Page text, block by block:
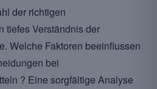
der richtigen
tiefes Verständnis der
Welche Faktoren beeinflussen
bei
? Eine sorgfältige Analyse